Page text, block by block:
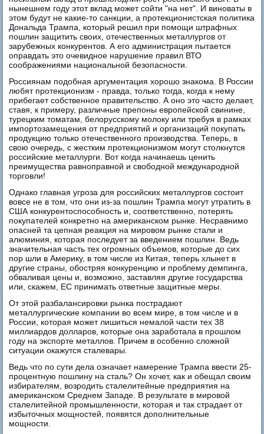
нынешнем году этот вклад может сойти "на нет". И виноваты в
этом будут не какие-то санкции, а протекционистская политика
Дональда Трампа, который решил при помощи штрафных
пошлин защитить своих, отечественных металлургов от
зарубежных конкурентов. А его администрация пытается
оправдать это очевидное нарушение правил ВТО
соображениями национальной безопасности.
Россиянам подобная аргументация хорошо знакома. В России
любят протекционизм - правда, только тогда, когда к нему
прибегает собственное правительство. А оно это часто делает,
ставя, к примеру, различные препоны европейской свинине,
турецким томатам, белорусскому молоку или требуя в рамках
импортозамещения от предприятий и организаций покупать
продукцию только отечественного производства. Теперь, в
свою очередь, с жестким протекционизмом могут столкнутся
российские металлурги. Вот когда начинаешь ценить
преимущества равноправной и свободной международной
торговли!
Однако главная угроза для российских металлургов состоит
вовсе не в том, что они из-за пошлин Трампа могут утратить в
США конкурентоспособность и, соответственно, потерять
покупателей конкретно на американском рынке. Несравнимо
опасней та цепная реакция на мировом рынке стали и
алюминия, которая последует за введением пошлин. Ведь
значительная часть тех огромных объемов, которые до сих
пор шли в Америку, в том числе из Китая, теперь хлынет в
другие страны, обостряя конкуренцию и проблему демпинга,
обваливая цены и, возможно, заставляя другие государства
или, скажем, ЕС принимать ответные защитные меры.
От этой разбалансировки рынка пострадают
металлургические компании во всем мире, в том числе и в
России, которая может лишиться немалой части тех 38
миллиардов долларов, которые она заработала в прошлом
году на экспорте металлов. Причем в особенно сложной
ситуации окажутся сталевары.
Ведь что по сути дела означает намерение Трампа ввести 25-
процентную пошлину на сталь? Он хочет, как и обещал своим
избирателям, возродить сталелитейные предприятия на
американском Среднем Западе. В результате в мировой
сталелитейной промышленности, которая и так страдает от
избыточных мощностей, появятся дополнительные
мощности.